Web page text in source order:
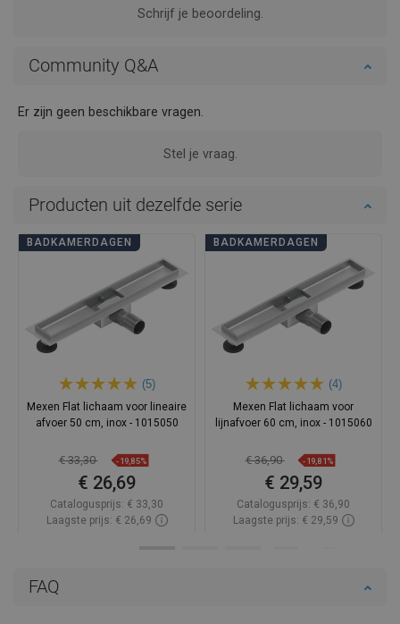
FAQ
Schrijf je beoordeling.
Community Q&A
Er zijn geen beschikbare vragen.
Stel je vraag.
Producten uit dezelfde serie
BADKAMERDAGEN
(5)
Mexen Flat lichaam voor lineaire
afvoer 50 cm, inox - 1015050
€ 33,30 -19,85%
€ 26,69
Catalogusprijs: € 33,30
Laagste prijs: € 26,69
BADKAMERDAGEN
(4)
Mexen Flat lichaam voor
lijnafvoer 60 cm, inox - 1015060
€ 36,90 -19,81%
€ 29,59
Catalogusprijs: € 36,90
Laagste prijs: € 29,59